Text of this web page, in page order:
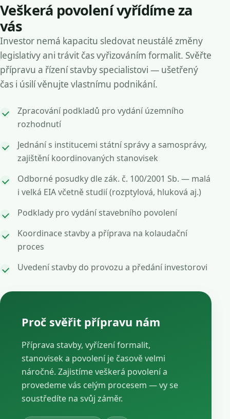
Veškerá povolení vyřídíme za
vás
Investor nemá kapacitu sledovat neustálé změny
legislativy ani trávit čas vyřizováním formalit. Svěřte
přípravu a řízení stavby specialistovi — ušetřený
čas i úsilí věnujte vlastnímu podnikání.
Zpracování podkladů pro vydání územního
rozhodnutí
Jednání s institucemi státní správy a samosprávy,
zajištění koordinovaných stanovisek
Odborné posudky dle zák. č. 100/2001 Sb. — malá
i velká EIA včetně studií (rozptylová, hluková aj.)
Podklady pro vydání stavebního povolení
Koordinace stavby a příprava na kolaudační
proces
Uvedení stavby do provozu a předání investorovi
Proč svěřit přípravu nám
Příprava stavby, vyřízení formalit,
stanovisek a povolení je časově velmi
náročné. Zajistíme veškerá povolení a
provedeme vás celým procesem — vy se
soustředíte na svůj záměr.